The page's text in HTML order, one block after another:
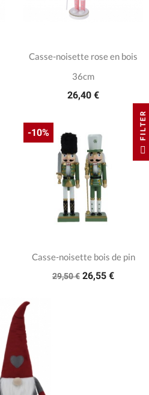
Casse-noisette rose en bois
36cm
26,40 €
Casse-noisette bois de pin
29,50 € 26,55 €
-10% FILTER